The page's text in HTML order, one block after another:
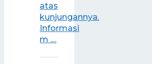
atas
kunjungannya.
Informasi
m ....